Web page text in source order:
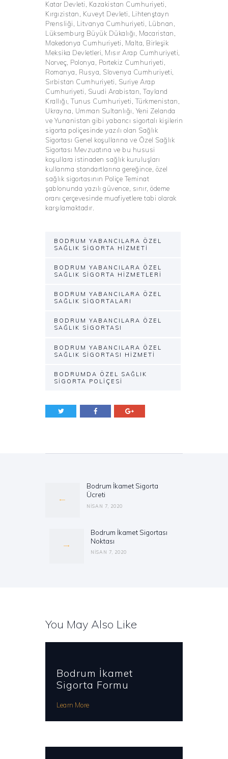
Katar Devleti, Kazakistan Cumhuriyeti,
Kırgızistan, Kuveyt Devleti, Lihtenştayn
Prensliği, Litvanya Cumhuriyeti, Lübnan,
Lüksemburg Büyük Dükalığı, Macaristan,
Makedonya Cumhuriyeti, Malta, Birleşik
Meksika Devletleri, Mısır Arap Cumhuriyeti,
Norveç, Polonya, Portekiz Cumhuriyeti,
Romanya, Rusya, Slovenya Cumhuriyeti,
Sırbistan Cumhuriyeti, Suriye Arap
Cumhuriyeti, Suudi Arabistan, Tayland
Krallığı, Tunus Cumhuriyeti, Türkmenistan,
Ukrayna, Umman Sultanlığı, Yeni Zelanda
ve Yunanistan gibi yabancı sigortalı kişilerin
sigorta poliçesinde yazılı olan Sağlık
Sigortası Genel koşullarına ve Özel Sağlık
Sigortası Mevzuatına ve bu hususi
koşullara istinaden sağlık kuruluşları
kullanma standartlarına gereğince, özel
sağlık sigortasının Poliçe Teminat
şablonunda yazılı güvence, sınır, ödeme
oranı çerçevesinde muafiyetlere tabi olarak
karşılamaktadır.
BODRUM YABANCILARA ÖZEL
SAĞLIK SIGORTA HIZMETI
BODRUM YABANCILARA ÖZEL
SAĞLIK SIGORTA HIZMETLERI
BODRUM YABANCILARA ÖZEL
SAĞLIK SIGORTALARI
BODRUM YABANCILARA ÖZEL
SAĞLIK SIGORTASI
BODRUM YABANCILARA ÖZEL
SAĞLIK SIGORTASI HIZMETI
BODRUMDA ÖZEL SAĞLIK
SIGORTA POLIÇESI
Previous
post:
Bodrum İkamet Sigorta
Ücreti
NISAN 7, 2020
Next
post:
Bodrum İkamet Sigortası
Noktası
NISAN 7, 2020
You May Also Like
Bodrum İkamet
Sigorta Formu
Learn More